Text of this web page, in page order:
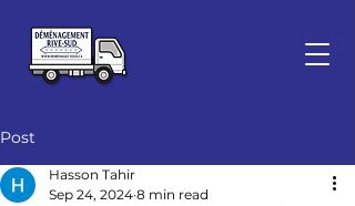
Post
Hasson Tahir
Sep 24, 2024 8 min read